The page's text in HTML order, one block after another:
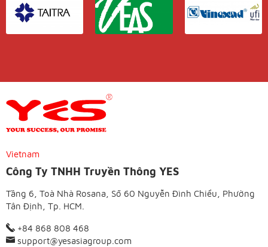
Vietnam
Công Ty TNHH Truyền Thông YES
Tầng 6, Toà Nhà Rosana, Số 60 Nguyễn Đình Chiểu, Phường
Tân Định, Tp. HCM.
+84 868 808 468
support@yesasiagroup.com